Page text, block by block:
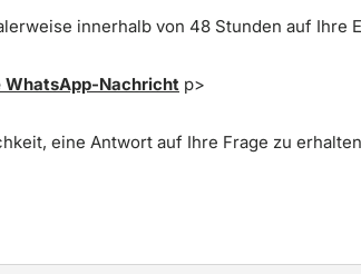
innerhalb von 48 Stunden auf Ihre
WhatsApp-Nachricht p>
eine Antwort auf Ihre Frage zu erhalten